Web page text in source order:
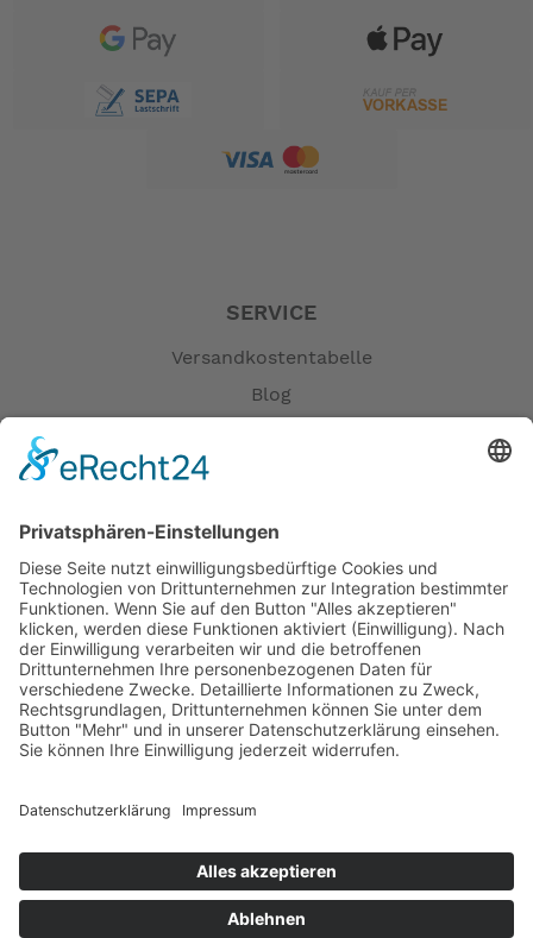
SERVICE
Versandkostentabelle
Blog
Öffnungszeiten
Versandpartner
Verfügbarkeiten
Zahlung und Versand
Datenschutz
Fernabsatz
Widerrufsrecht MS
Kontakt
Garantiefall